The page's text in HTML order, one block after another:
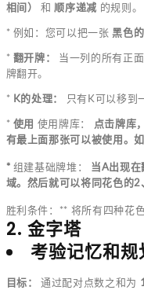
相间）
和顺序递减 的规则。
* 例如：您可以把一张黑色
* 翻开牌：
当一列的所有正
牌翻开。
* K的处理：
只有K可以移到
* 使用 使用牌库：
点击牌库
有最上面那张可以被使用。
* 组建基础牌堆：
当A出现
域。然后就可以将同花色的2
胜利条件：** 将所有四种花
2. 金字塔
考验记忆和规
目标： 通过配对点数之和为